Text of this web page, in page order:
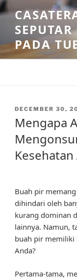
Skip
to
content
PADA
POSTED
DECEMBER 30,
Mengapa
Kesehatan
Buah pir
dihindari oleh
kurang dominan
lainnya. Namun,
buah pir memiliki
Anda?
Pertama-tama,